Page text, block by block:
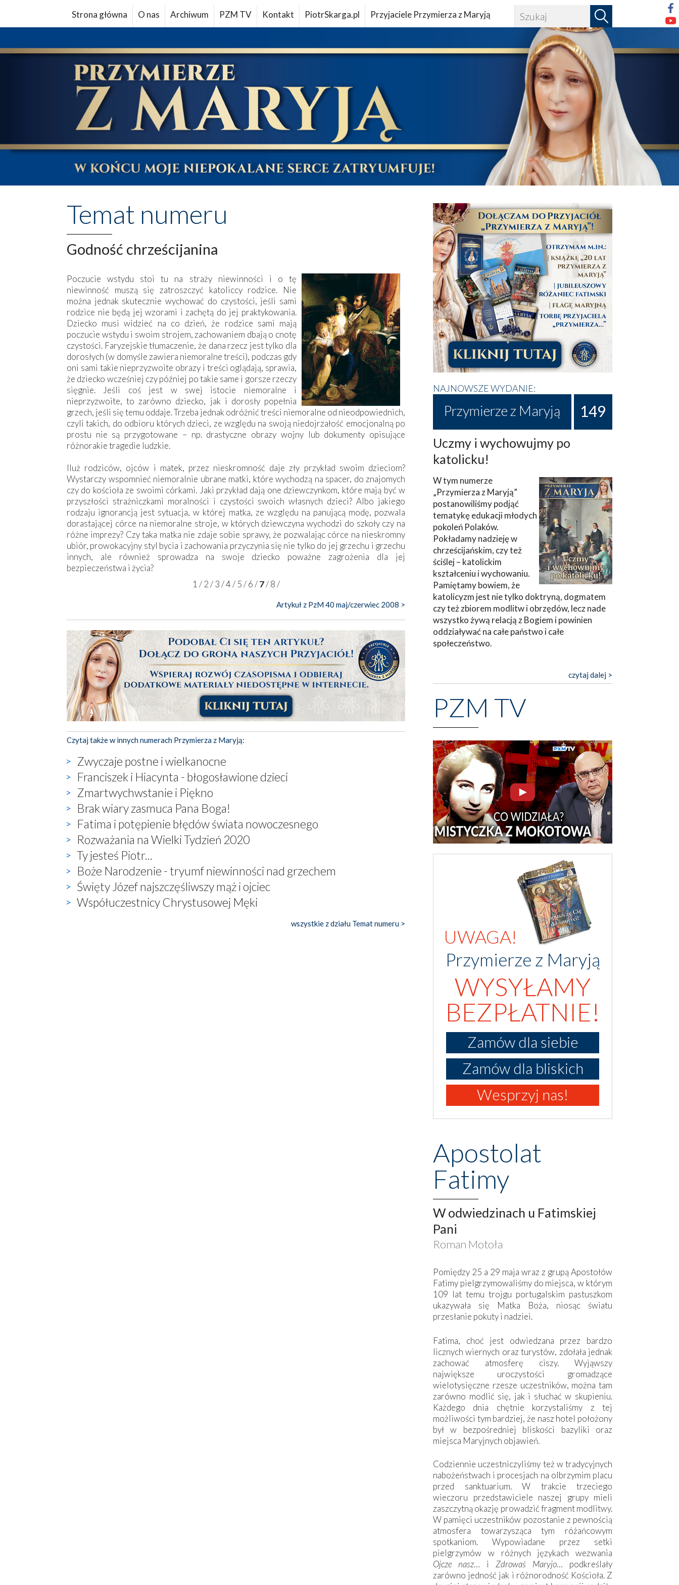
Strona główna O nas Archiwum PZM TV Kontakt PiotrSkarga.pl Przyjaciele Przymierza z Maryją
Temat numeru
Godność chrześcijanina
Poczucie wstydu stoi tu na straży niewinności i o tę
niewinność muszą się zatroszczyć katoliccy rodzice. Nie
można jednak skutecznie wychować do czystości, jeśli sami
rodzice nie będą jej wzorami i zachętą do jej praktykowania.
Dziecko musi widzieć na co dzień, że rodzice sami mają
poczucie wstydu i swoim strojem, zachowaniem dbają o cnotę
czystości. Faryzejskie tłumaczenie, że dana rzecz jest tylko dla
dorosłych (w domyśle zawiera niemoralne treści), podczas gdy
oni sami takie nieprzyzwoite obrazy i treści oglądają, sprawia,
że dziecko wcześniej czy później po takie same i gorsze rzeczy
sięgnie. Jeśli coś jest w swej istocie niemoralne i
nieprzyzwoite, to zarówno dziecko, jak i dorosły popełnia
grzech, jeśli się temu oddaje. Trzeba jednak odróżnić treści niemoralne od nieodpowiednich,
czyli takich, do odbioru których dzieci, ze względu na swoją niedojrzałość emocjonalną po
prostu nie są przygotowane – np. drastyczne obrazy wojny lub dokumenty opisujące
różnorakie tragedie ludzkie.
Iluż rodziców, ojców i matek, przez nieskromność daje zły przykład swoim dzieciom?
Wystarczy wspomnieć niemoralnie ubrane matki, które wychodzą na spacer, do znajomych
czy do kościoła ze swoimi córkami. Jaki przykład dają one dziewczynkom, które mają być w
przyszłości strażniczkami moralności i czystości swoich własnych dzieci? Albo jakiego
rodzaju ignorancją jest sytuacja, w której matka, ze względu na panującą modę, pozwala
dorastającej córce na niemoralne stroje, w których dziewczyna wychodzi do szkoły czy na
różne imprezy? Czy taka matka nie zdaje sobie sprawy, że pozwalając córce na nieskromny
ubiór, prowokacyjny styl bycia i zachowania przyczynia się nie tylko do jej grzechu i grzechu
innych, ale również sprowadza na swoje dziecko poważne zagrożenia dla jej
bezpieczeństwa i życia?
1/2/3/4/ 5/6/7/8/
Artykuł z PzM 40 maj/czerwiec 2008 >
Czytaj także w innych numerach Przymierza z Maryją:
Zwyczaje postne i wielkanocne
Franciszek i Hiacynta - błogosławione dzieci
Zmartwychwstanie i Piękno
Brak wiary zasmuca Pana Boga!
Fatima i potępienie błędów świata nowoczesnego
Rozważania na Wielki Tydzień 2020
Ty jesteś Piotr...
Boże Narodzenie - tryumf niewinności nad grzechem
Święty Józef najszczęśliwszy mąż i ojciec
Współuczestnicy Chrystusowej Męki
wszystkie z działu Temat numeru >
NAJNOWSZE WYDANIE:
Przymierze z Maryją 149
Uczmy i wychowujmy po
katolicku!
W tym numerze
„Przymierza z Maryją”
postanowiliśmy podjąć
tematykę edukacji młodych
pokoleń Polaków.
Pokładamy nadzieję w
chrześcijańskim, czy też
ściślej – katolickim
kształceniu i wychowaniu.
Pamiętamy bowiem, że
katolicyzm jest nie tylko doktryną, dogmatem
czy też zbiorem modlitw i obrzędów, lecz nade
wszystko żywą relacją z Bogiem i powinien
oddziaływać na całe państwo i całe
społeczeństwo.
czytaj dalej >
PZM TV
UWAGA!
Przymierze z Maryją
WYSYŁAMY
BEZPŁATNIE!
Zamów dla siebie
Zamów dla bliskich
Wesprzyj nas!
Apostolat
Fatimy
W odwiedzinach u Fatimskiej
Pani
Roman Motoła
Pomiędzy 25 a 29 maja wraz z grupą Apostołów
Fatimy pielgrzymowaliśmy do miejsca, w którym
109 lat temu trojgu portugalskim pastuszkom
ukazywała się Matka Boża, niosąc światu
przesłanie pokuty i nadziei.
Fatima, choć jest odwiedzana przez bardzo
licznych wiernych oraz turystów, zdołała jednak
zachować atmosferę ciszy. Wyjąwszy
największe uroczystości gromadzące
wielotysięczne rzesze uczestników, można tam
zarówno modlić się, jak i słuchać w skupieniu.
Każdego dnia chętnie korzystaliśmy z tej
możliwości tym bardziej, że nasz hotel położony
był w bezpośredniej bliskości bazyliki oraz
miejsca Maryjnych objawień.
Codziennie uczestniczyliśmy też w tradycyjnych
nabożeństwach i procesjach na olbrzymim placu
przed sanktuarium. W trakcie trzeciego
wieczoru przedstawiciele naszej grupy mieli
zaszczytną okazję prowadzić fragment modlitwy.
W pamięci uczestników pozostanie z pewnością
atmosfera towarzysząca tym różańcowym
spotkaniom. Wypowiadane przez setki
pielgrzymów w różnych językach wezwania
Ojcze nasz… i Zdrowaś Maryjo… podkreślały
zarówno jedność jak i różnorodność Kościoła. Z